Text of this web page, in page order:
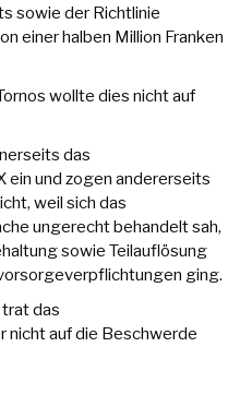
sowie der Richtlinie
einer halben Million Franken
wollte dies nicht auf
das
ein und zogen andererseits
weil sich das
ungerecht behandelt sah,
sowie Teilauflösung
ging.
das
nicht auf die Beschwerde